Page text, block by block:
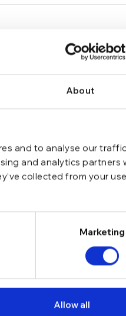
About
and to analyse our
and analytics partners
collected from your
Marketing
Allow all